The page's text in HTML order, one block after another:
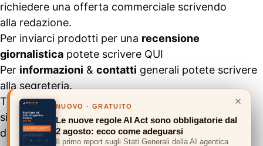
richiedere una offerta commerciale scrivendo
alla redazione.
Per inviarci prodotti per una recensione
giornalistica potete scrivere QUI
Per informazioni & contatti generali potete scrivere
allasegreteria.
Tutti i contenuti pubblicati all’interno del
sito #ASSODIGITALE.“Copyright 2024” non sono
duplicabili e/o riproducibili in nessuna forma,
×
NUOVO · GRATUITO
Le nuove regole AI Act sono obbligatorie dal
2 agosto: ecco come adeguarsi
Il primo report sugli Stati Generali della AI agentica